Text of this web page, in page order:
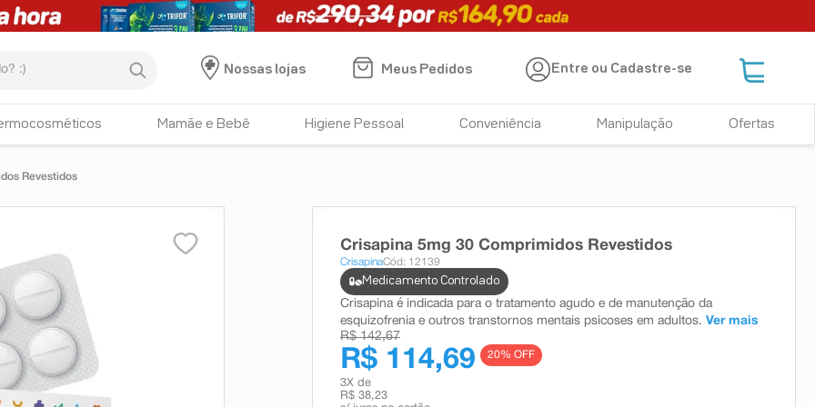
Nossas lojas
Meus Pedidos Entre ou Cadastre-se
Mamãe e Bebê Higiene Pessoal Conveniência Manipulação Ofertas
Revestidos
Crisapina 5mg 30 Comprimidos Revestidos
CrisapinaCód: 12139
Medicamento Controlado
Crisapina é indicada para o tratamento agudo e de manutenção da
esquizofrenia e outros transtornos mentais psicoses em adultos. Ver mais
R$ 142,67
R$ 114,69 20% OFF
3X de
R$ 38,23